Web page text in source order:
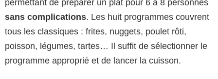
permettant de préparer un plat pour 6 à 8 personnes
sans complications. Les huit programmes couvrent
tous les classiques : frites, nuggets, poulet rôti,
poisson, légumes, tartes… Il suffit de sélectionner le
programme approprié et de lancer la cuisson.